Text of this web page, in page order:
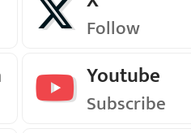
Follow
Youtube
Subscribe